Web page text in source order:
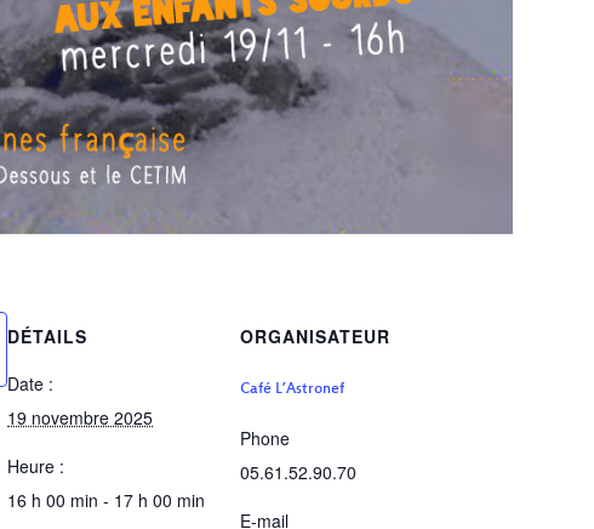
DÉTAILS
Date :
19 novembre 2025
Heure :
16 h 00 min - 17 h 00 min
ORGANISATEUR
Café L’Astronef
Phone
05.61.52.90.70
E-mail